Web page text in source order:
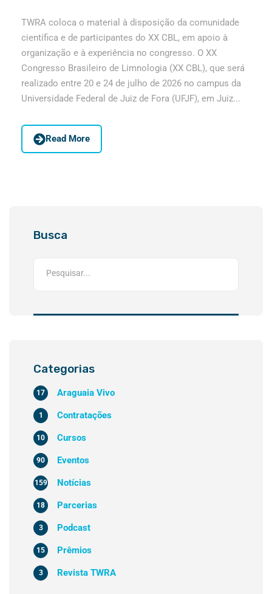
TWRA coloca o material à disposição da comunidade
científica e de participantes do XX CBL, em apoio à
organização e à experiência no congresso. O XX
Congresso Brasileiro de Limnologia (XX CBL), que será
realizado entre 20 e 24 de julho de 2026 no campus da
Universidade Federal de Juiz de Fora (UFJF), em Juiz...
Read More
Busca
Categorias
Araguaia Vivo
17
Contratações
1
Cursos
10
Eventos
90
Notícias
159
Parcerias
18
Podcast
3
Prêmios
15
Revista TWRA
3